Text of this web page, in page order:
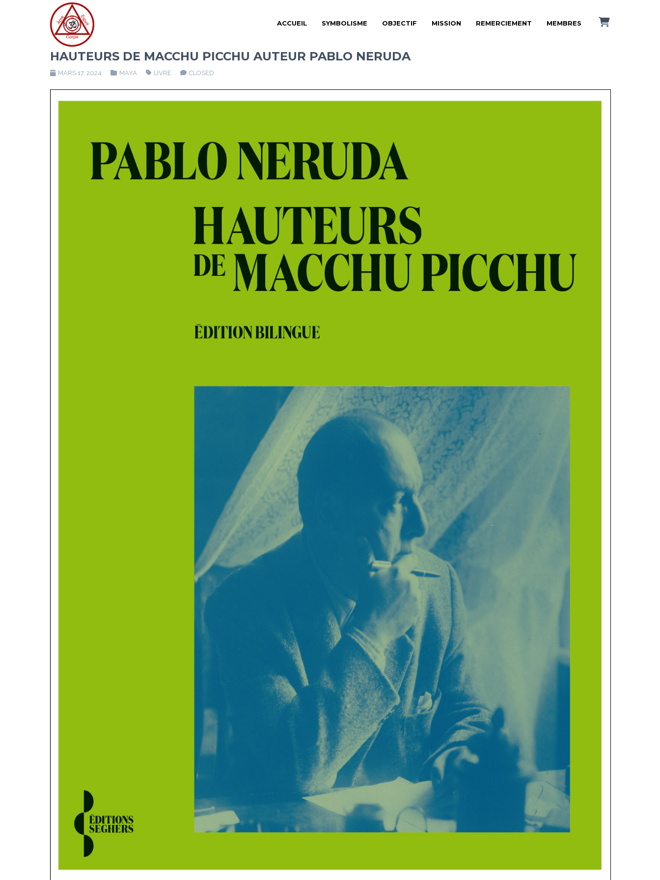
ACCUEIL SYMBOLISME OBJECTIF MISSION REMERCIEMENT MEMBRES
HAUTEURS DE MACCHU PICCHU AUTEUR PABLO NERUDA
MARS 17, 2024 MAYA LIVRE CLOSED